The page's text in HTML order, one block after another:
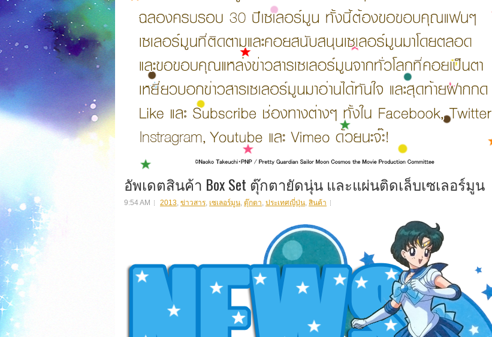
อัพเดตสินค้า Box Set ตุ๊กตายัดนุ่น และแผ่นติดเล็บเซเลอร์มูน
9:54 AM 2013, ข่าวสาร, เซเลอร์มูน, ตุ๊กตา, ประเทศญี่ปุ่น, สินค้า